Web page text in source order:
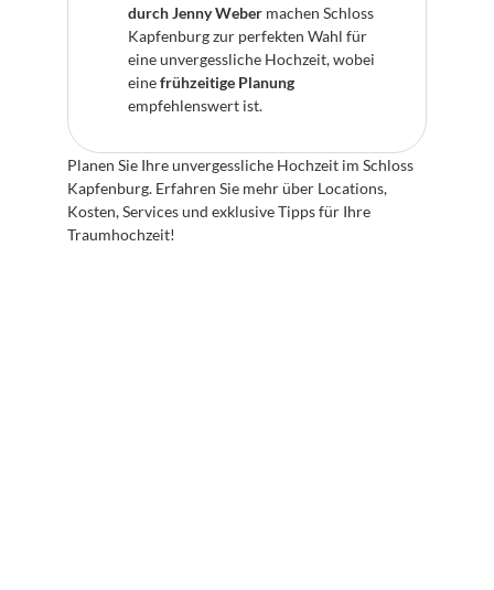
durch Jenny Weber machen Schloss
Kapfenburg zur perfekten Wahl für
eine unvergessliche Hochzeit, wobei
eine frühzeitige Planung
empfehlenswert ist.
Planen Sie Ihre unvergessliche Hochzeit im Schloss
Kapfenburg. Erfahren Sie mehr über Locations,
Kosten, Services und exklusive Tipps für Ihre
Traumhochzeit!